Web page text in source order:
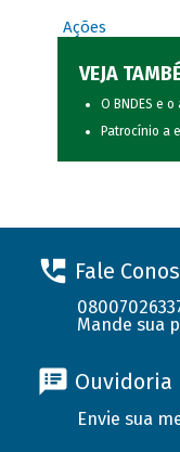
Ações
VEJA
O BNDES e
Patrocínio a
Fale
Mande sua
Ouvidoria
Envie sua